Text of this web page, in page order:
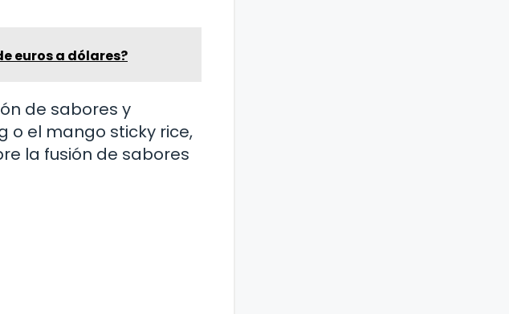
euros a dólares?
de sabores y
o el mango sticky rice,
la fusión de sabores